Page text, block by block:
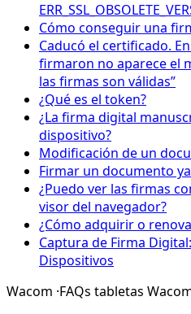
Cómo conseguir una
Caducó el certificado.
firmaron no aparece el
las firmas son válidas”
¿Qué es el token?
¿La firma digital
dispositivo?
Modificación de un
Firmar un documento
¿Puedo ver las firmas
visor del navegador?
¿Cómo adquirir o
Captura de Firma
Dispositivos
Wacom ·FAQs tabletas